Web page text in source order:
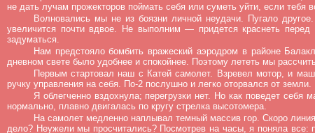
не дать лучам прожекторов поймать себя или суметь уйти, если
Волновались мы не из боязни личной неудачи. Пугало
увеличится почти вдвое. Не выполним — придется краснеть
задуматься.
Нам предстояло бомбить вражеский аэродром в районе
дневном свете было удобнее и спокойнее. Поэтому лететь мы
Первым стартовал наш с Катей самолет. Взревел мотор, и
ручку управления на себя. По-2 послушно и легко оторвался от земли.
Я облегченно вздохнула; перегрузки нет. Но как поведет
нормально, плавно двигалась по кругу стрелка высотомера.
На самолет медленно наплывал темный массив гор. Скоро
дело? Неужели мы просчитались? Посмотрев на часы, я поняла все: